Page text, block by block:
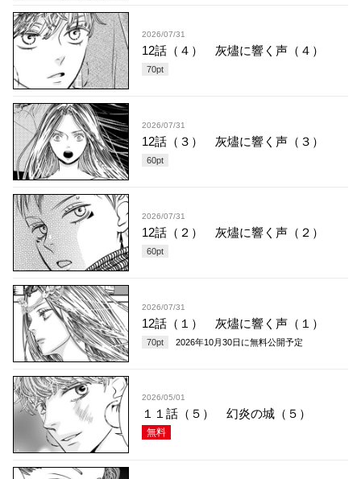
2026/07/31
12話（４） 灰燼に響く声（４）
70pt
2026/07/31
12話（３） 灰燼に響く声（３）
60pt
2026/07/31
12話（２） 灰燼に響く声（２）
60pt
2026/07/31
12話（１） 灰燼に響く声（１）
70pt 2026年10月30日 に無料公開予定
2026/05/01
１１話（５） 幻炎の城（５）
無料